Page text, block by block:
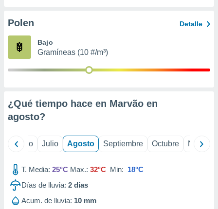
e
mediante
de
1199
Polen Detalle
Bajo
Gramíneas (10 #/m³)
¿Qué tiempo hace en Marvão en
agosto?
Junio Julio Agosto Septiembre Octubre
T. Media: 25°C Max.: 32°C Min: 18°C
Días de lluvia: 2 días
Acum. de lluvia: 10 mm